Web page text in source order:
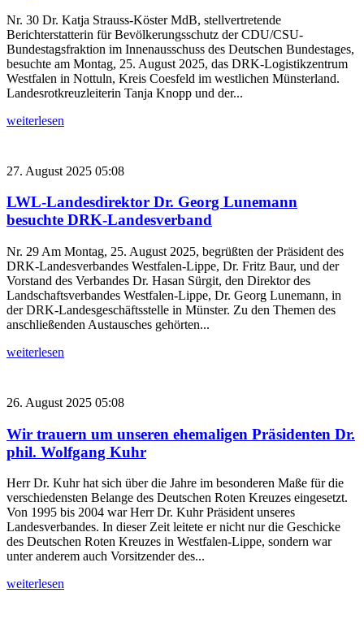
Nr. 30 Dr. Katja Strauss-Köster MdB, stellvertretende
Berichterstatterin für Bevölkerungsschutz der CDU/CSU-
Bundestagsfraktion im Innenausschuss des Deutschen Bundestages,
besuchte am Montag, 25. August 2025, das DRK-Logistikzentrum
Westfalen in Nottuln, Kreis Coesfeld im westlichen Münsterland.
Landesrotkreuzleiterin Tanja Knopp und der...
weiterlesen
27. August 2025 05:08
LWL-Landesdirektor Dr. Georg Lunemann
besuchte DRK-Landesverband
Nr. 29 Am Montag, 25. August 2025, begrüßten der Präsident des
DRK-Landesverbandes Westfalen-Lippe, Dr. Fritz Baur, und der
Vorstand des Verbandes Dr. Hasan Sürgit, den Direktor des
Landschaftsverbandes Westfalen-Lippe, Dr. Georg Lunemann, in
der DRK-Landesgeschäftsstelle in Münster. Zu den Themen des
anschließenden Austausches gehörten...
weiterlesen
26. August 2025 05:08
Wir trauern um unseren ehemaligen Präsidenten Dr.
phil. Wolfgang Kuhr
Herr Dr. Kuhr hat sich über die Jahre im besonderen Maße für die
verschiedensten Belange des Deutschen Roten Kreuzes eingesetzt.
Von 1995 bis 2004 war Herr Dr. Kuhr Präsident unseres
Landesverbandes. In dieser Zeit leitete er nicht nur die Geschicke
des Deutschen Roten Kreuzes in Westfalen-Lippe, sondern war
unter anderem auch Vorsitzender des...
weiterlesen